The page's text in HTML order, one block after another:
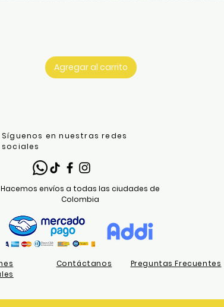
Agregar al carrito
Síguenos en nuestras redes
sociales
Hacemos envíos a todas las ciudades de
Colombia
Contáctanos Preguntas Frecuentes